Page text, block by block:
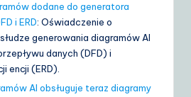
dodane do generatora
i ERD: Oświadczenie o
generowania diagramów AI
danych (DFD) i
encji (ERD).
AI obsługuje teraz diagramy